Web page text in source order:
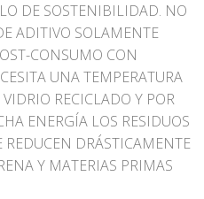
DE SOSTENIBILIDAD. NO
ADITIVO SOLAMENTE
CONSUMO CON
UNA TEMPERATURA
RECICLADO Y POR
ENERGÍA LOS RESIDUOS
REDUCEN DRÁSTICAMENTE
Y MATERIAS PRIMAS